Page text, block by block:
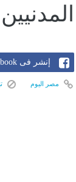
إنشر فى Facebook
مصر اليوم